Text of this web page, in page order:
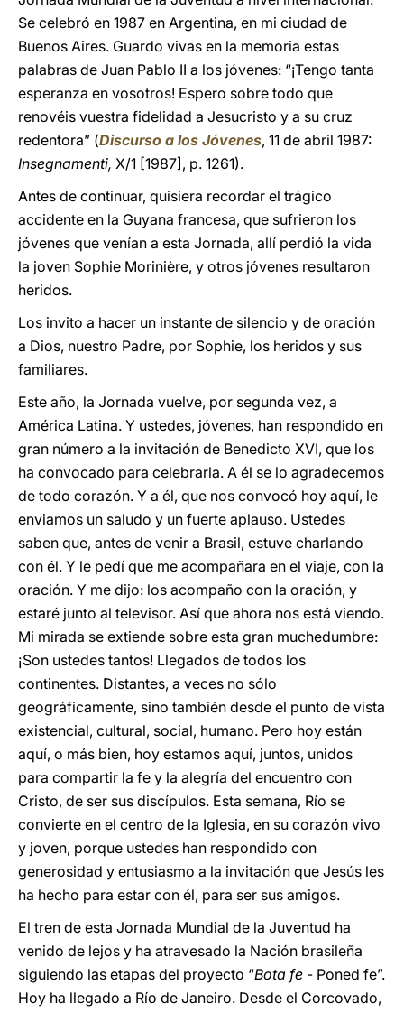
Se celebró en 1987 en Argentina, en mi ciudad de
Buenos Aires. Guardo vivas en la memoria estas
palabras de Juan Pablo II a los jóvenes: “¡Tengo tanta
esperanza en vosotros! Espero sobre todo que
renovéis vuestra fidelidad a Jesucristo y a su cruz
redentora” (Discurso a los Jóvenes, 11 de abril 1987:
Insegnamenti, X/1 [1987], p. 1261).
Antes de continuar, quisiera recordar el trágico
accidente en la Guyana francesa, que sufrieron los
jóvenes que venían a esta Jornada, allí perdió la vida
la joven Sophie Morinière, y otros jóvenes resultaron
heridos.
Los invito a hacer un instante de silencio y de oración
a Dios, nuestro Padre, por Sophie, los heridos y sus
familiares.
Este año, la Jornada vuelve, por segunda vez, a
América Latina. Y ustedes, jóvenes, han respondido en
gran número a la invitación de Benedicto XVI, que los
ha convocado para celebrarla. A él se lo agradecemos
de todo corazón. Y a él, que nos convocó hoy aquí, le
enviamos un saludo y un fuerte aplauso. Ustedes
saben que, antes de venir a Brasil, estuve charlando
con él. Y le pedí que me acompañara en el viaje, con la
oración. Y me dijo: los acompaño con la oración, y
estaré junto al televisor. Así que ahora nos está viendo.
Mi mirada se extiende sobre esta gran muchedumbre:
¡Son ustedes tantos! Llegados de todos los
continentes. Distantes, a veces no sólo
geográficamente, sino también desde el punto de vista
existencial, cultural, social, humano. Pero hoy están
aquí, o más bien, hoy estamos aquí, juntos, unidos
para compartir la fe y la alegría del encuentro con
Cristo, de ser sus discípulos. Esta semana, Río se
convierte en el centro de la Iglesia, en su corazón vivo
y joven, porque ustedes han respondido con
generosidad y entusiasmo a la invitación que Jesús les
ha hecho para estar con él, para ser sus amigos.
El tren de esta Jornada Mundial de la Juventud ha
venido de lejos y ha atravesado la Nación brasileña
siguiendo las etapas del proyecto “Bota fe - Poned fe”.
Hoy ha llegado a Río de Janeiro. Desde el Corcovado,